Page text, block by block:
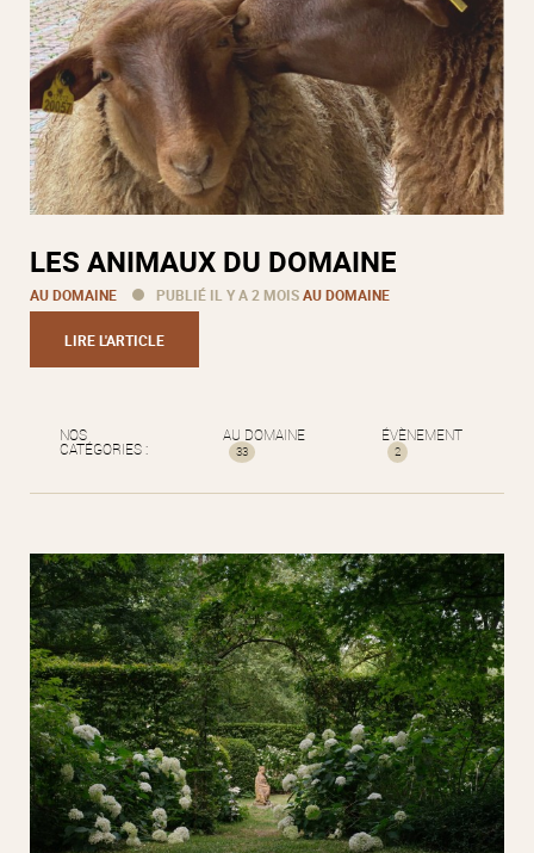
LES ANIMAUX DU DOMAINE
AU DOMAINE PUBLIÉ IL Y A 2 MOISAU DOMAINE
LIRE L'ARTICLE
NOS
CATÉGORIES :
AU DOMAINE
33
ÉVÈNEMENT
2